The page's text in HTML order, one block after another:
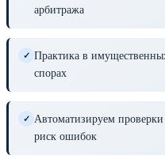
арбитража
✓ Практика в
спорах
✓ Автоматизируем
риск ошибок